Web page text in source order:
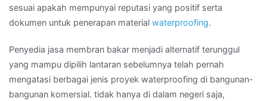
sesuai apakah mempunyai reputasi yang positif serta
dokumen untuk penerapan material waterproofing.
Penyedia jasa membran bakar menjadi alternatif terunggul
yang mampu dipilih lantaran sebelumnya telah pernah
mengatasi berbagai jenis proyek waterproofing di bangunan-
bangunan komersial. tidak hanya di dalam negeri saja,